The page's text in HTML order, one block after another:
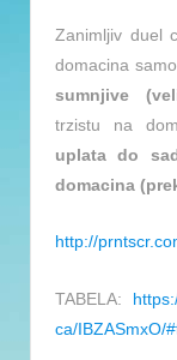
Zanimljiv duel
domacina
sumnjive
trzistu na
uplata do
domacina
http://
TABELA:
ca/IBZASmxO/